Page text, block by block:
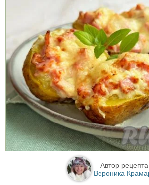
Автор рецепта
Вероника